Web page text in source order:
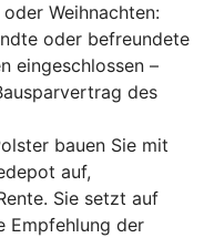
Weihnachten:
oder befreundete
eingeschlossen –
des
bauen Sie mit
auf,
Sie setzt auf
Empfehlung der